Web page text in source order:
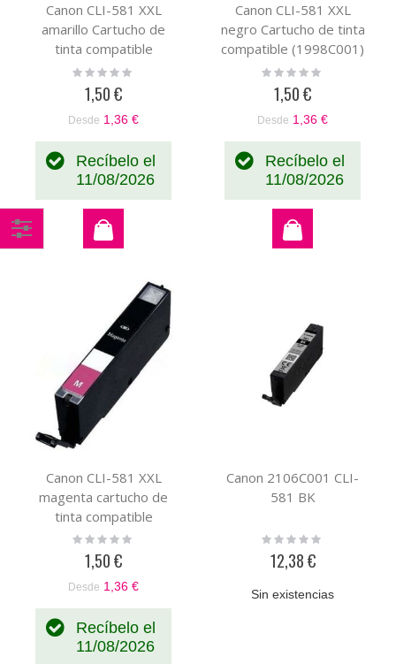
Canon CLI-581 XXL
amarillo Cartucho de
tinta compatible
(1997C001)
Rating:
1,50 €
Desde 1,36 €
Recíbelo el
11/08/2026
Canon CLI-581 XXL
negro Cartucho de tinta
compatible (1998C001)
Rating:
1,50 €
Desde 1,36 €
Recíbelo el
11/08/2026
Canon CLI-581 XXL
magenta cartucho de
tinta compatible
(1996C001)
Rating:
1,50 €
Desde 1,36 €
Recíbelo el
11/08/2026
Canon 2106C001 CLI-
581 BK
Rating:
12,38 €
Sin existencias
Comprar